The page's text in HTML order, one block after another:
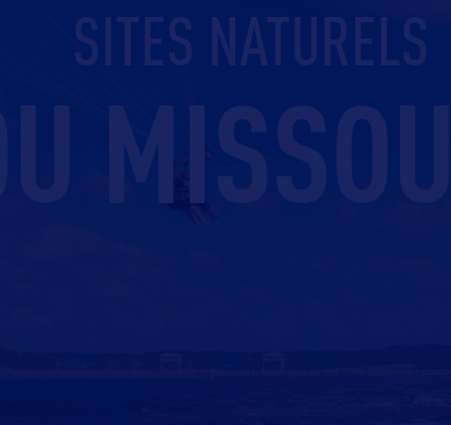
SITES NATURELS
DU